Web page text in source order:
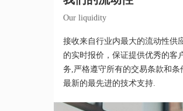
Our liquidity
接收来自行业内最大的流动性供
的实时报价，保证提供优秀的客
务,严格遵守所有的交易条款和条
最新的最先进的技术支持.